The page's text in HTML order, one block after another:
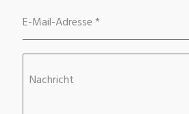
E-Mail-Adresse*
Nachricht